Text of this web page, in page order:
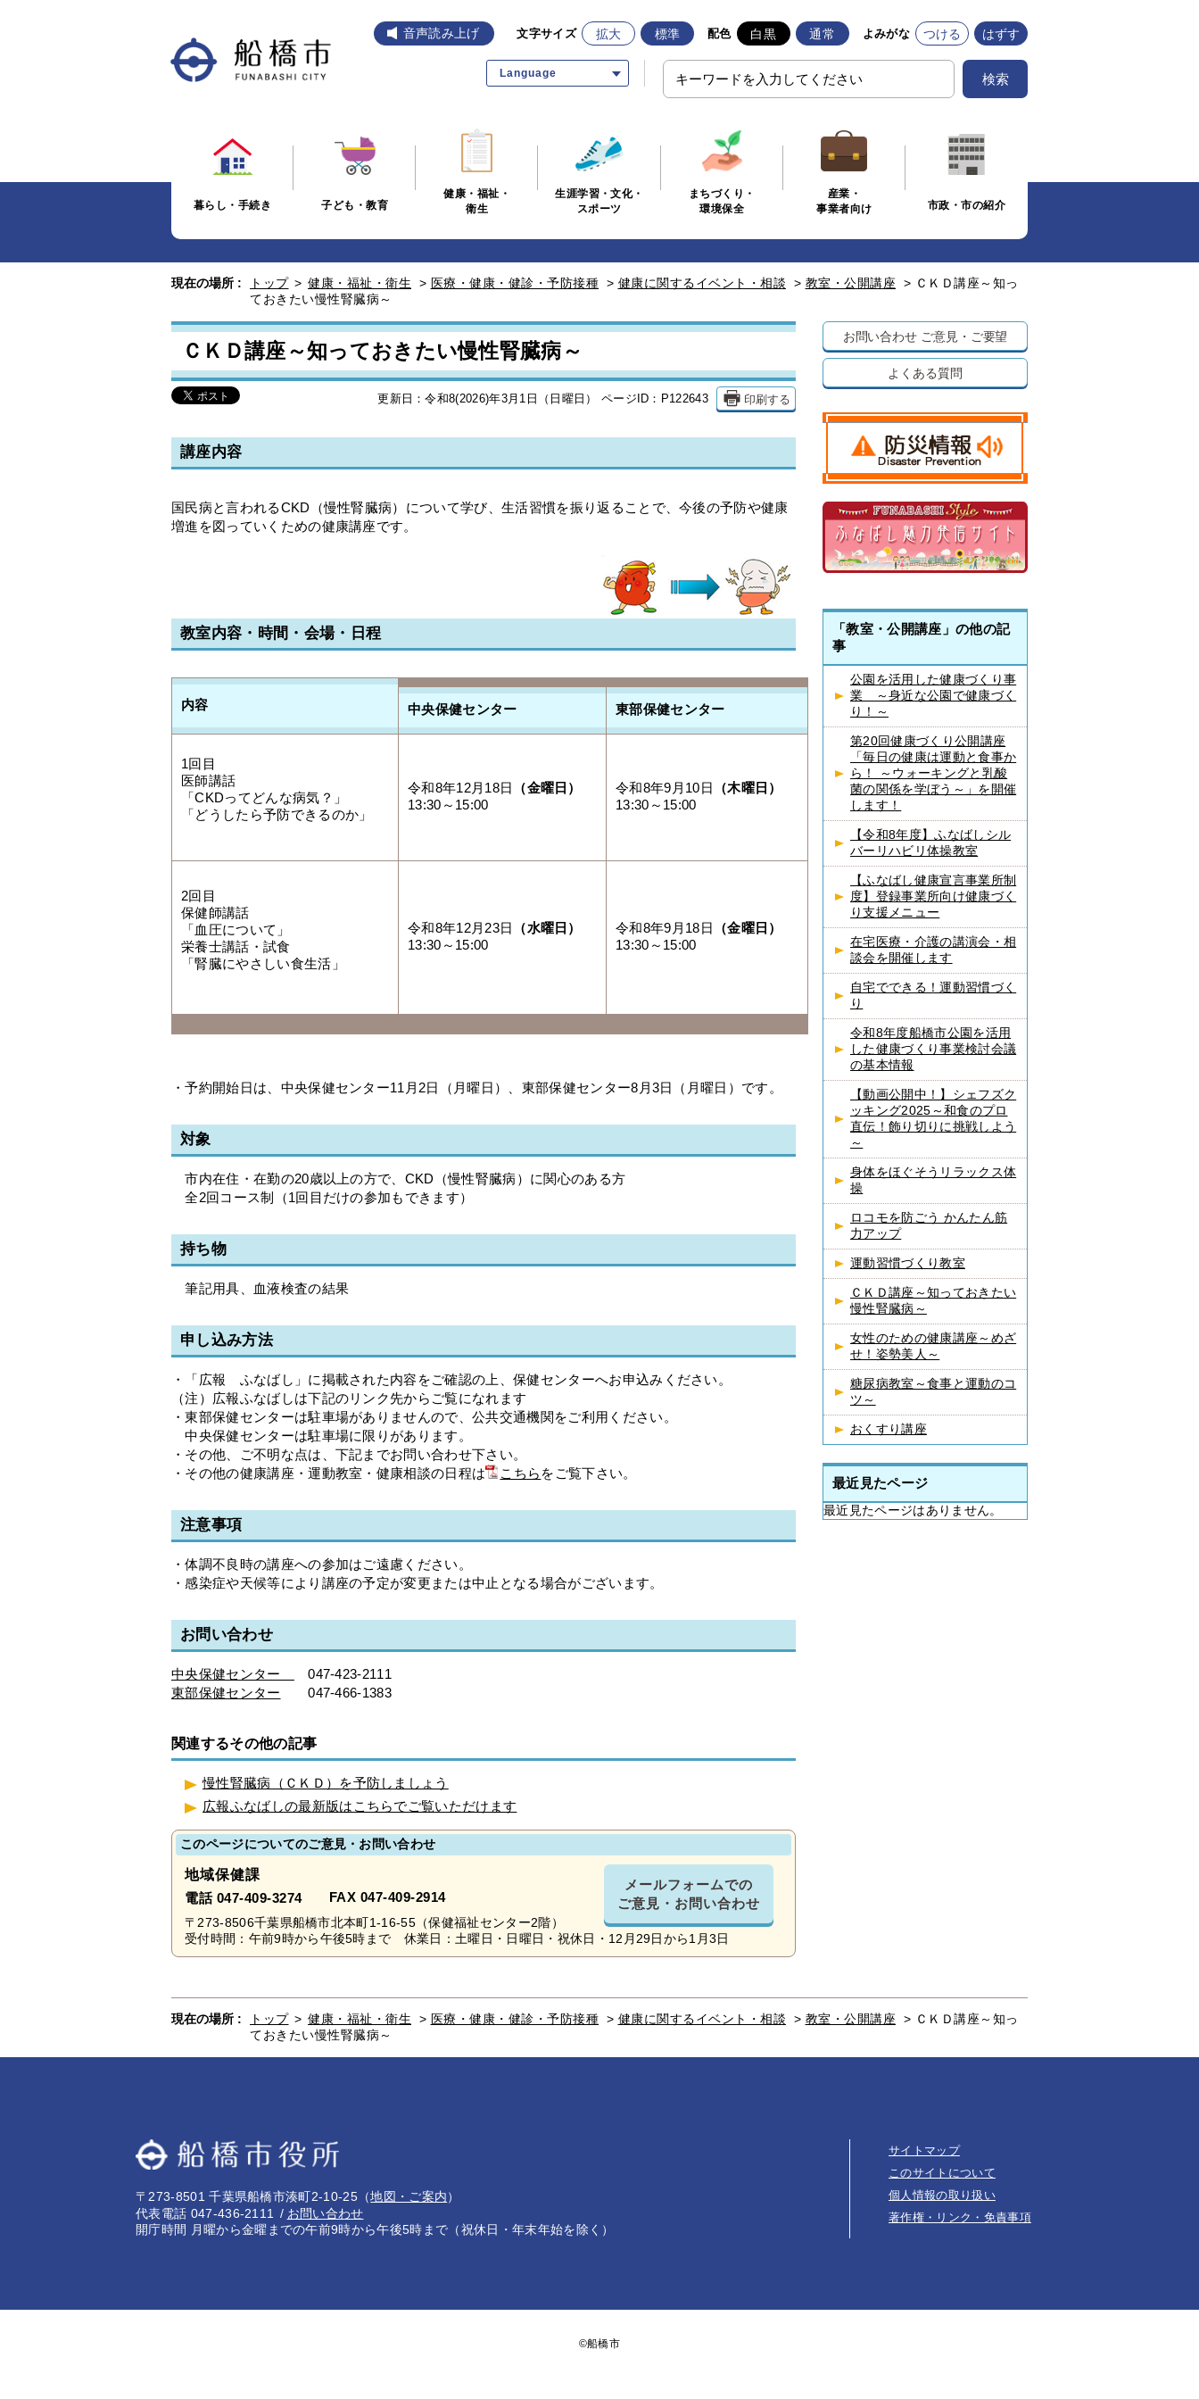
音声読み上げ 文字サイズ 拡大 標準 配色 白黒 通常 よみがな つける はずす
Language 検索
暮らし・手続き 子ども・教育
健康・福祉・
衛生
生涯学習・文化・
スポーツ
まちづくり・
環境保全
産業・
事業者向け
市政・市の紹介
現在の場所 : トップ > 健康・福祉・衛生 > 医療・健康・健診・予防接種 > 健康に関するイベント・相談 > 教室・公開講座 > ＣＫＤ講座～知っ
ておきたい慢性腎臓病～
ＣＫＤ講座～知っておきたい慢性腎臓病～
更新日：令和8(2026)年3月1日（日曜日） ページID：P122643 印刷する
講座内容
国民病と言われるCKD（慢性腎臓病）について学び、生活習慣を振り返ることで、今後の予防や健康
増進を図っていくための健康講座です。
教室内容・時間・会場・日程
内容 中央保健センター 東部保健センター
1回目
医師講話
「CKDってどんな病気？」
「どうしたら予防できるのか」
令和8年12月18日
（金曜日）
13:30～15:00
令和8年9月10日
（木曜日）
13:30～15:00
2回目
保健師講話
「血圧について」
栄養士講話・試食
「腎臓にやさしい食生活」
令和8年12月23日
（水曜日）
13:30～15:00
令和8年9月18日
（金曜日）
13:30～15:00
・予約開始日は、中央保健センター11月2日（月曜日）、東部保健センター8月3日（月曜日）です。
対象
市内在住・在勤の20歳以上の方で、CKD（慢性腎臓病）に関心のある方
全2回コース制（1回目だけの参加もできます）
持ち物
筆記用具、血液検査の結果
申し込み方法
・「広報 ふなばし」に掲載された内容をご確認の上、保健センターへお申込みください。
（注）広報ふなばしは下記のリンク先からご覧になれます
・東部保健センターは駐車場がありませんので、公共交通機関をご利用ください。
中央保健センターは駐車場に限りがあります。
・その他、ご不明な点は、下記までお問い合わせ下さい。
・その他の健康講座・運動教室・健康相談の日程は
こちら をご覧下さい。
注意事項
・体調不良時の講座への参加はご遠慮ください。
・感染症や天候等により講座の予定が変更または中止となる場合がございます。
お問い合わせ
中央保健センター
047-423-2111
東部保健センター 047-466-1383
関連するその他の記事
慢性腎臓病（ＣＫＤ）を予防しましょう
広報ふなばしの最新版はこちらでご覧いただけます
このページについてのご意見・お問い合わせ
地域保健課
電話 047-409-3274 FAX 047-409-2914
メールフォームでの
ご意見・お問い合わせ
〒273-8506千葉県船橋市北本町1-16-55（保健福祉センター2階）
受付時間：午前9時から午後5時まで 休業日：土曜日・日曜日・祝休日・12月29日から1月3日
お問い合わせ ご意見・ご要望
よくある質問
「教室・公開講座」の他の記
事
公園を活用した健康づくり事
業 ～身近な公園で健康づく
り！～
第20回健康づくり公開講座
「毎日の健康は運動と食事か
ら！ ～ウォーキングと乳酸
菌の関係を学ぼう～」を開催
します！
【令和8年度】ふなばしシル
バーリハビリ体操教室
【ふなばし健康宣言事業所制
度】登録事業所向け健康づく
り支援メニュー
在宅医療・介護の講演会・相
談会を開催します
自宅でできる！運動習慣づく
り
令和8年度船橋市公園を活用
した健康づくり事業検討会議
の基本情報
【動画公開中！】シェフズク
ッキング2025～和食のプロ
直伝！飾り切りに挑戦しよう
～
身体をほぐそうリラックス体
操
ロコモを防ごう かんたん筋
力アップ
運動習慣づくり教室
ＣＫＤ講座～知っておきたい
慢性腎臓病～
女性のための健康講座～めざ
せ！姿勢美人～
糖尿病教室～食事と運動のコ
ツ～
おくすり講座
最近見たページ
最近見たページはありません。
現在の場所 : トップ > 健康・福祉・衛生 > 医療・健康・健診・予防接種 > 健康に関するイベント・相談 > 教室・公開講座 > ＣＫＤ講座～知っ
ておきたい慢性腎臓病～
〒273-8501 千葉県船橋市湊町2-10-25 （地図・ご案内）
代表電話 047-436-2111
お問い合わせ
開庁時間 月曜から金曜までの午前9時から午後5時まで（祝休日・年末年始を除く）
サイトマップ
このサイトについて
個人情報の取り扱い
著作権・リンク・免責事項
©船橋市